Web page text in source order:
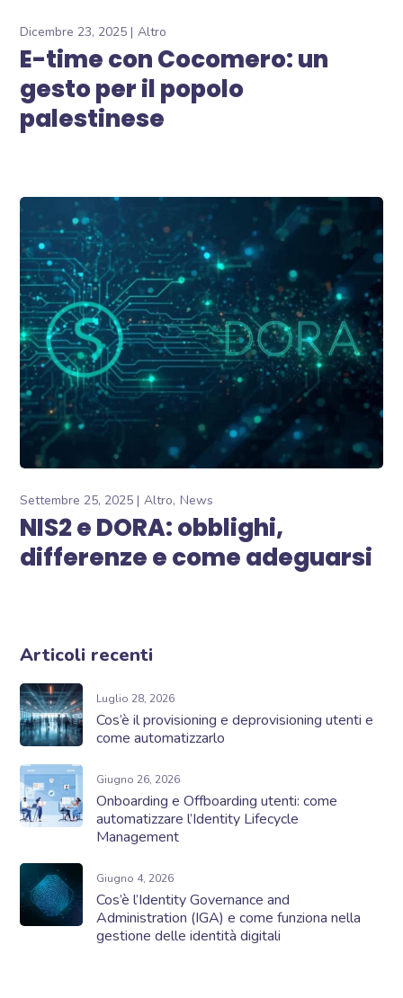
Dicembre 23, 2025 Altro
E-time con Cocomero: un
gesto per il popolo
palestinese
Settembre 25, 2025 Altro News
NIS2 e DORA: obblighi,
differenze e come adeguarsi
Articoli recenti
Luglio 28, 2026
Cos’è il provisioning e deprovisioning utenti e
come automatizzarlo
Giugno 26, 2026
Onboarding e Offboarding utenti: come
automatizzare l’Identity Lifecycle
Management
Giugno 4, 2026
Cos’è l’Identity Governance and
Administration (IGA) e come funziona nella
gestione delle identità digitali